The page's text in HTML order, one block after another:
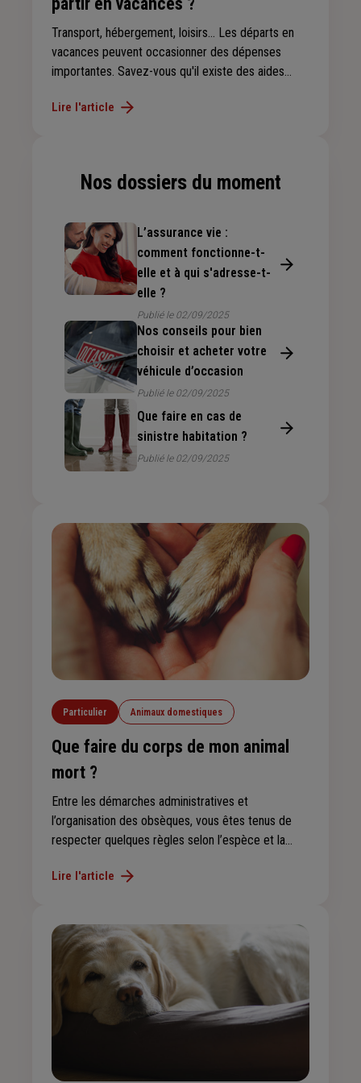
Transport, hébergement, loisirs… Les départs en
vacances peuvent occasionner des dépenses
importantes. Savez-vous qu'il existe des aides
découvrez à quel coup de pouce financier vous
Lire l'article
Nos dossiers du moment
L’assurance vie :
comment fonctionne-t-
elle et à qui s'adresse-t-
elle ?
Publié le 02/09/2025
Nos conseils pour bien
choisir et acheter votre
véhicule d’occasion
Publié le 02/09/2025
Que faire en cas de
sinistre habitation ?
Publié le 02/09/2025
Particulier Animaux domestiques
Que faire du corps de mon animal
mort ?
Entre les démarches administratives et
l’organisation des obsèques, vous êtes tenus de
respecter quelques règles selon l’espèce et la
funérailles dépend aussi de votre budget. Le point
Lire l'article